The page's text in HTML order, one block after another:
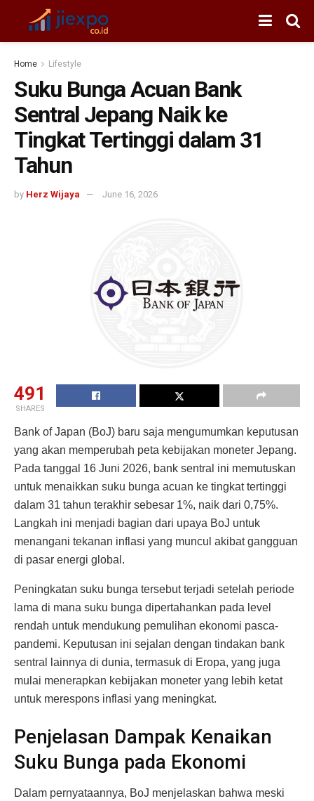
Home Lifestyle
Suku Bunga Acuan Bank
Sentral Jepang Naik ke
Tingkat Tertinggi dalam 31
Tahun
by Herz Wijaya June 16, 2026
491
SHARES
Bank of Japan (BoJ) baru saja mengumumkan keputusan
yang akan memperubah peta kebijakan moneter Jepang.
Pada tanggal 16 Juni 2026, bank sentral ini memutuskan
untuk menaikkan suku bunga acuan ke tingkat tertinggi
dalam 31 tahun terakhir sebesar 1%, naik dari 0,75%.
Langkah ini menjadi bagian dari upaya BoJ untuk
menangani tekanan inflasi yang muncul akibat gangguan
di pasar energi global.
Peningkatan suku bunga tersebut terjadi setelah periode
lama di mana suku bunga dipertahankan pada level
rendah untuk mendukung pemulihan ekonomi pasca-
pandemi. Keputusan ini sejalan dengan tindakan bank
sentral lainnya di dunia, termasuk di Eropa, yang juga
mulai menerapkan kebijakan moneter yang lebih ketat
untuk merespons inflasi yang meningkat.
Penjelasan Dampak Kenaikan
Suku Bunga pada Ekonomi
Dalam pernyataannya, BoJ menjelaskan bahwa meski